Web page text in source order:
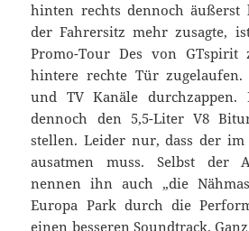
hinten rechts dennoch äußerst
der Fahrersitz mehr zusagte,
Promo-Tour Des von GTspirit
hintere rechte Tür zugelaufen.
und TV Kanäle durchzappen.
dennoch den 5,5-Liter V8
stellen. Leider nur, dass der im
ausatmen muss. Selbst der
nennen ihn auch „die
Europa Park durch die
einen besseren Soundtrack.